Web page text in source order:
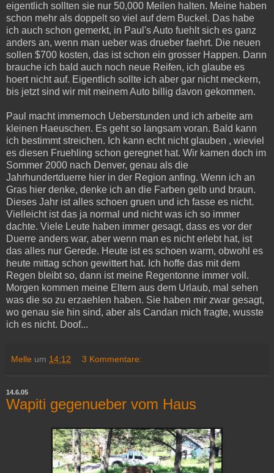
eigentlich sollten sie nur 50,000 Meilen halten. Meine haben
schon mehr als doppelt so viel auf dem Buckel. Das habe
ich auch schon gemerkt, in Paul's Auto fuehlt sich es ganz
anders an, wenn man ueber was drueber faehrt. Die neuen
sollen $700 kosten, das ist schon ein grosser Happen. Dann
brauche ich bald auch noch neue Reifen, ich glaube es
hoert nicht auf. Eigentlich sollte ich aber gar nicht meckern,
bis jetzt sind wir mit meinem Auto billig davon gekommen.
Paul macht immernoch Ueberstunden und ich arbeite am
kleinen Haeuschen. Es geht so langsam voran. Bald kann
ich bestimmt streichen. Ich kann echt nicht glauben , wieviel
es diesen Fruehling schon geregnet hat. Wir kamen doch im
Sommer 2000 nach Denver, genau als die
Jahrhundertduerre hier in der Region anfing. Wenn ich an
Gras hier denke, denke ich an die Farben gelb und braun.
Dieses Jahr ist alles schoen gruen und ich fasse es nicht.
Vielleicht ist das ja normal und nicht was ich so immer
dachte. Viele Leute haben immer gesagt, dass es vor der
Duerre anders war, aber wenn man es nicht erlebt hat, ist
das alles nur Gerede. Heute ist es schoen warm, obwohl es
heute mittag schon gewittert hat. Ich hoffe das mit dem
Regen bleibt so, dann ist meine Regentonne immer voll.
Morgen kommen meine Eltern aus dem Urlaub, mal sehen
was die so zu erzaehlen haben. Sie haben mir zwar gesagt,
wo genau sie hin sind, aber als Candan mich fragte, wusste
ich es nicht. Doof...
Melle um 14:12 3 Kommentare:
14.6.05
Wapiti gegenueber vom Haus